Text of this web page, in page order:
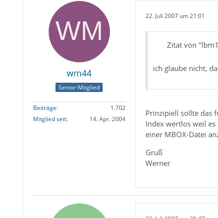
wm44
Senior-Mitglied
Beiträge
1.702
Mitglied seit
14. Apr. 2004
22. Juli 2007 um 21:01
Zitat von
ich glaube nicht,
Prinzipiell sollte das
Index wertlos weil
einer MBOX-Datei
Gruß
Werner